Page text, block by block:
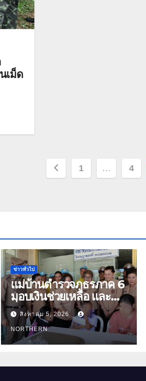
เม็ด
Posts
1 … 4
ข่าวทั่วไป
แม่บ้านตำรวจภูธรภาค 6
มอบเงินช่วยเหลือ และ
สิ่งของบำรุงขวัญ บุตร-
ธิดา ข้าราชการตำรวจ
จังหวัดอุทัยธานี
สิงหาคม 5, 2026
NORTHERN